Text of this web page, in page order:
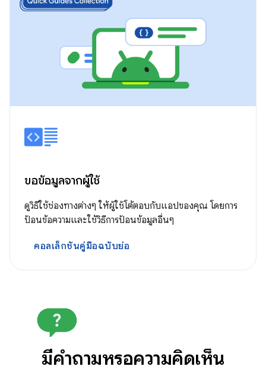
ขอข้อมูลจากผู้ใช้
ดูวิธีใช้ช่องทางต่างๆ ให้ผู้ใช้โต้ตอบกับแอปของคุณ โดยการ
ป้อนข้อความและใช้วิธีการป้อนข้อมูลอื่นๆ
คอลเล็กชันคู่มือฉบับย่อ
มีคำถามหรือความคิดเห็น